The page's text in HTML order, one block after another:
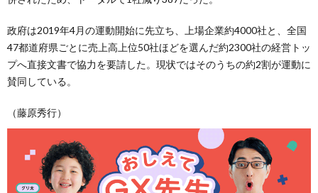
政府は2019年4月の運動開始に先立ち、上場企業約4000社と、全国
47都道府県ごとに売上高上位50社ほどを選んだ約2300社の経営トッ
プへ直接文書で協力を要請した。現状ではそのうちの約2割が運動に
賛同している。
（藤原秀行）